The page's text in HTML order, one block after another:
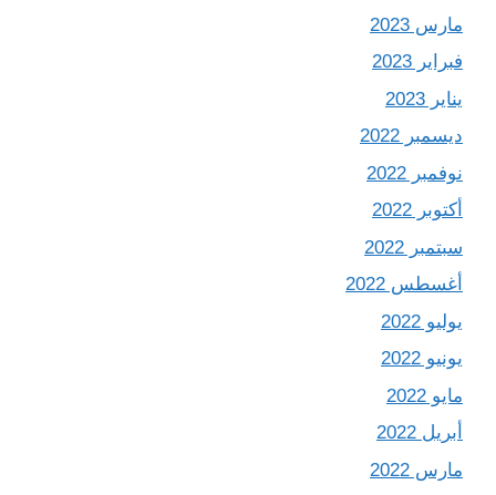
مارس 2023
فبراير 2023
يناير 2023
ديسمبر 2022
نوفمبر 2022
أكتوبر 2022
سبتمبر 2022
أغسطس 2022
يوليو 2022
يونيو 2022
مايو 2022
أبريل 2022
مارس 2022